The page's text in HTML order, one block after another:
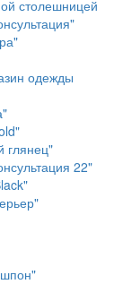
столешницей
одежды
глянец"
22"